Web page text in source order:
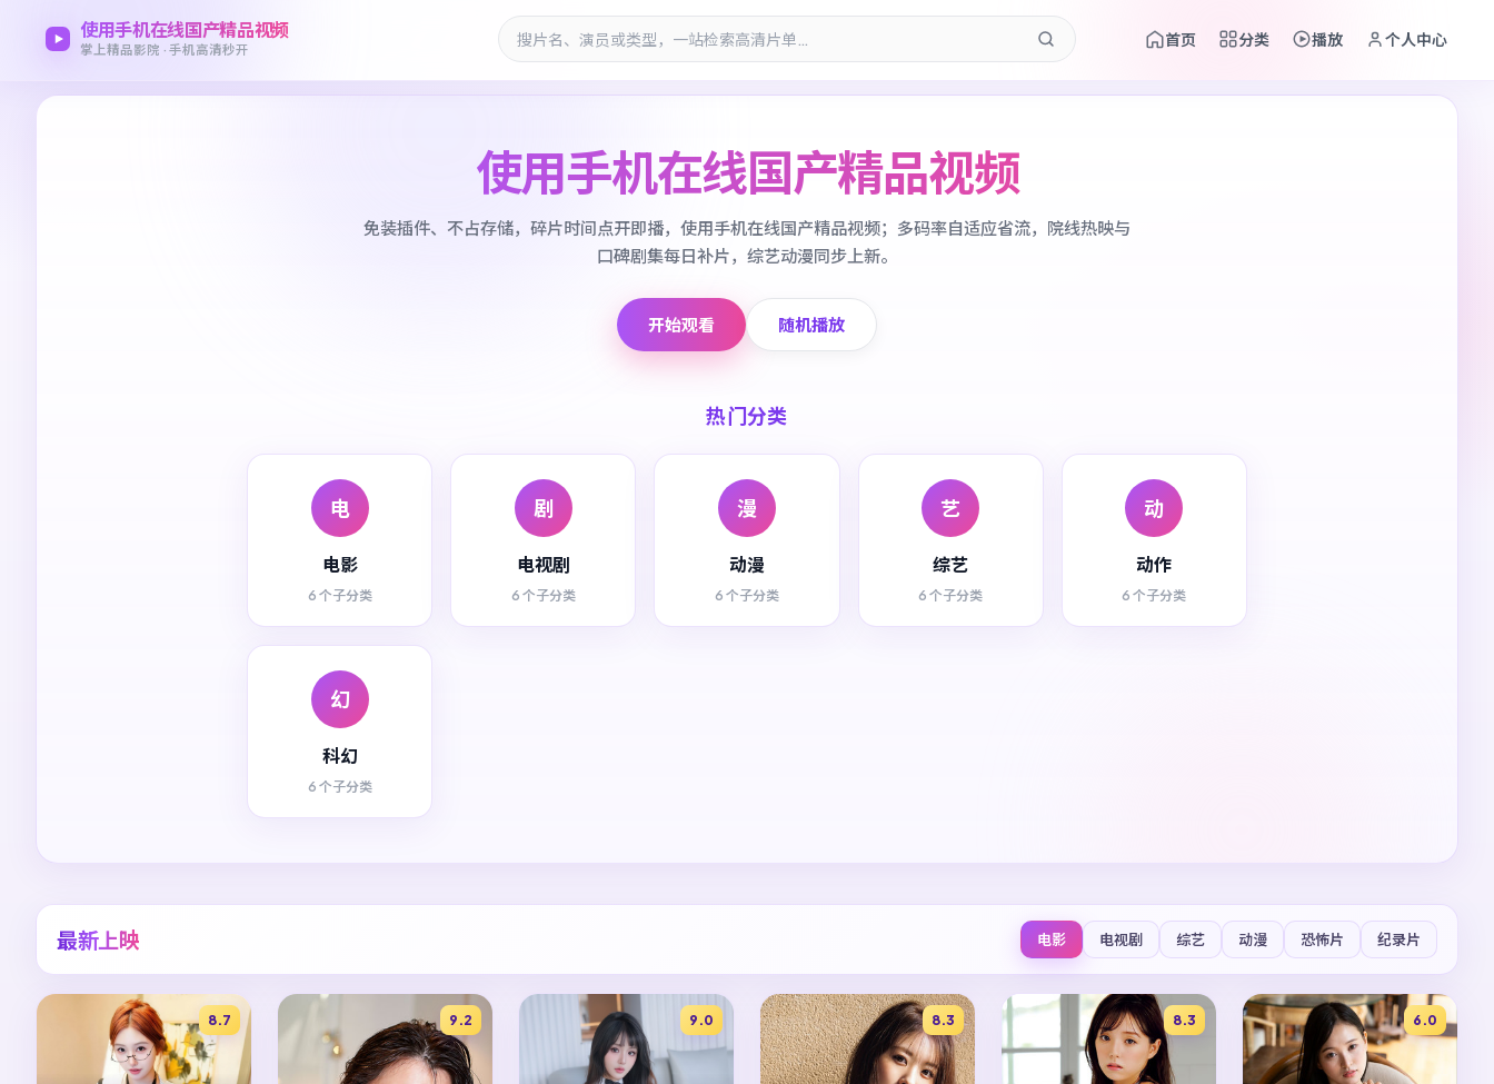
使用手机在线国产精品视频
掌上精品影院 · 手机高清秒开 首页 分类 播放 个人中心
使用手机在线国产精品视频
免装插件、不占存储，碎片时间点开即播，使用手机在线国产精品视频；多码率自适应省流，院线热映与
口碑剧集每日补片，综艺动漫同步上新。
开始观看 随机播放
热门分类
电
电影
6 个子分类
剧
电视剧
6 个子分类
漫
动漫
6 个子分类
艺
综艺
6 个子分类
动
动作
6 个子分类
幻
科幻
6 个子分类
最新上映 电影 电视剧 综艺 动漫 恐怖片 纪录片
8.7 9.2 9.0 8.3 8.3 6.0